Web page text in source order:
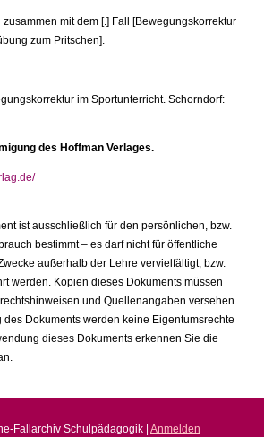
mit dem [.] Fall [Bewegungskorrektur
zum Pritschen].
im Sportunterricht. Schorndorf:
des Hoffman Verlages.
ist ausschließlich für den persönlichen, bzw.
bestimmt – es darf nicht für öffentliche
außerhalb der Lehre vervielfältigt, bzw.
werden. Kopien dieses Dokuments müssen
und Quellenangaben versehen
des Dokuments werden keine Eigentumsrechte
dieses Dokuments erkennen Sie die
Fallarchiv Schulpädagogik | Anmelden